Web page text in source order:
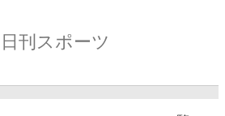
日刊スポーツ